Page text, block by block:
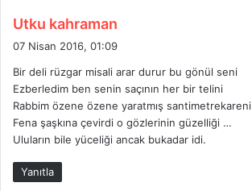
Utku kahraman
i
k
07 Nisan 2016, 01:09
Bir deli rüzgar misali arar durur bu gönül seni
Ezberledim ben senin saçının her bir telini
Rabbim özene özene yaratmış santimetrekareni
Fena şaşkına çevirdi o gözlerinin güzelliği …
Uluların bile yüceliği ancak bukadar idi.
Yanıtla